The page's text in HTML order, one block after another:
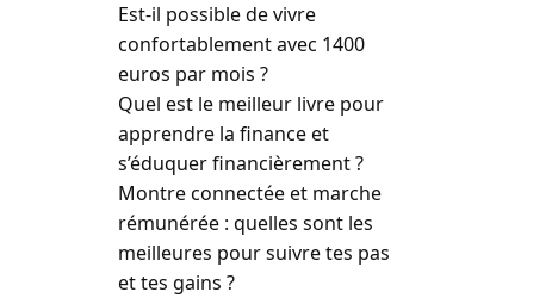
Est-il possible de vivre
confortablement avec 1400
euros par mois ?
Quel est le meilleur livre pour
apprendre la finance et
s’éduquer financièrement ?
Montre connectée et marche
rémunérée : quelles sont les
meilleures pour suivre tes pas
et tes gains ?